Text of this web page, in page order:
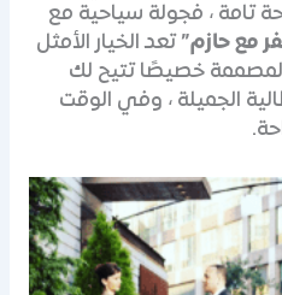
تامة ، فجولة سياحية مع
مع حازم” تعد الخيار الأمثل
خصيصًا تتيح لك
الجميلة ، وفي الوقت